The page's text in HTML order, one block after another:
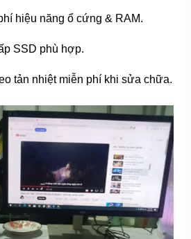
hiệu năng ổ cứng & RAM.
SSD phù hợp.
tản nhiệt miễn phí khi sửa chữa.